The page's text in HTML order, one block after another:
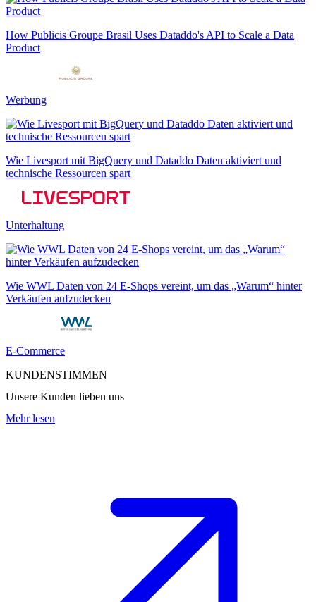
How Publicis Groupe Brasil Uses Dataddo's API to Scale a Data
Product
Werbung
Wie Livesport mit BigQuery und Dataddo Daten aktiviert und
technische Ressourcen spart
Unterhaltung
Wie WWL Daten von 24 E-Shops vereint, um das „Warum“ hinter
Verkäufen aufzudecken
E-Commerce
KUNDENSTIMMEN
Unsere Kunden lieben uns
Mehr lesen